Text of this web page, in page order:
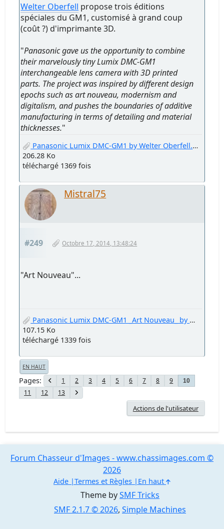
Welter Oberfell propose trois éditions
spéciales du GM1, customisé à grand coup
(coût ?) d'imprimante 3D.
"Panasonic gave us the opportunity to combine
their marvelously tiny Lumix DMC-GM1
interchangeable lens camera with 3D printed
parts. The project was inspired by different design
epochs such as art nouveau, modernism and
digitalism, and pushes the boundaries of additive
manufacturing in terms of detailing and material
thicknesses."
Panasonic Lumix DMC-GM1 by Welter Oberfell.jpg
206.28 Ko
téléchargé 1369 fois
Mistral75
#249 Octobre 17, 2014, 13:48:24
"Art Nouveau"...
Panasonic Lumix DMC-GM1 _Art Nouveau_ by Welter Oberfell.jpg
107.15 Ko
téléchargé 1339 fois
EN HAUT
Pages 1 2 3 4 5 6 7 8 9 10
11 12 13
Actions de l'utilisateur
Theme bySMF Tricks
SMF 2.1.7 © 2026, Simple Machines
Forum Chasseur d'Images - www.chassimages.com ©
2026
Aide Termes et Règles En haut